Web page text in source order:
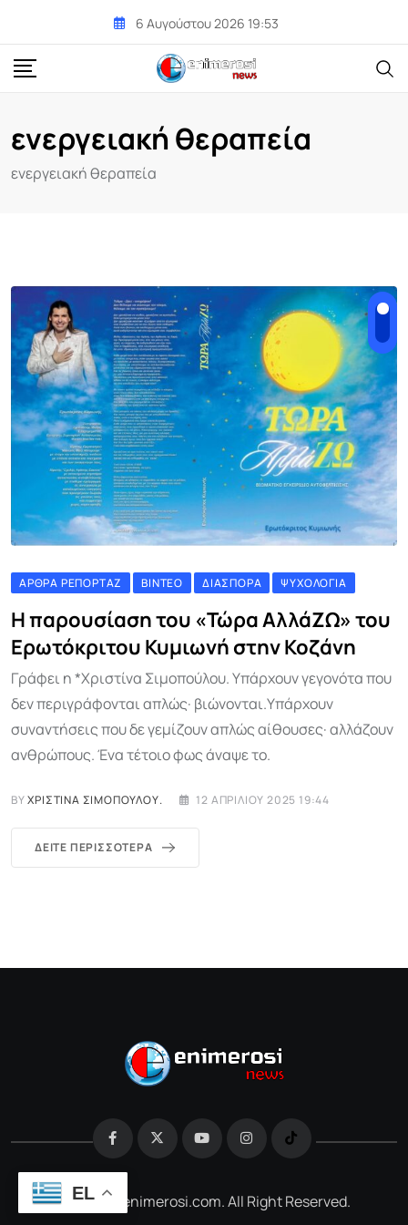
content
6 Αυγούστου 2026 19:53
ενεργειακή θεραπεία
ενεργειακή θεραπεία
ΆΡΘΡΑ ΡΕΠΟΡΤΆΖ ΒΊΝΤΕΟ ΔΙΑΣΠΟΡΆ ΨΥΧΟΛΟΓΊΑ
Η παρουσίαση του «Τώρα ΑλλάΖΩ» του
Ερωτόκριτου Κυμιωνή στην Κοζάνη
Γράφει η *Χριστίνα Σιμοπούλου. Υπάρχουν γεγονότα που
δεν περιγράφονται απλώς· βιώνονται.Υπάρχουν
συναντήσεις που δε γεμίζουν απλώς αίθουσες· αλλάζουν
ανθρώπους. Ένα τέτοιο φως άναψε το.
BYΧΡΙΣΤΊΝΑ ΣΙΜΟΠΟΎΛΟΥ. 12 ΑΠΡΙΛΊΟΥ 2025 19:44
ΔΕΊΤΕ ΠΕΡΙΣΣΌΤΕΡΑ
@2026 e-enimerosi.com. All Right Reserved.
EL